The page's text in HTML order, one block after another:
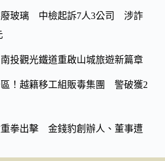
廢玻璃 中檢起訴7人3公司 涉詐
投觀光鐵道重啟山城旅遊新篇章
！越籍移工組販毒集團 警破獲2
拳出擊 金錢豹創辦人、董事遭